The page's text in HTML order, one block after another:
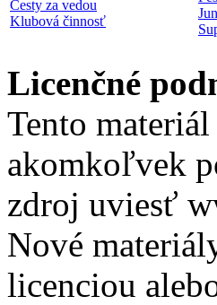
Cesty za vedou
Klubová činnosť
Licenčné
Tento
akomkoľvek
zdroj uviesť
Nové
licenciou